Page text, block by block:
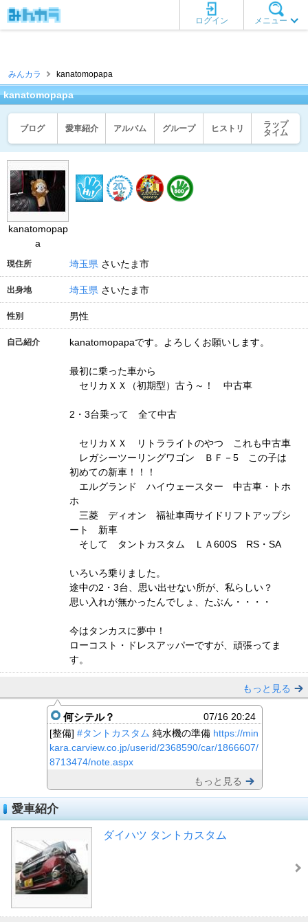
メニュー
ログイン
みんカラ kanatomopapa
kanatomopapa
ブログ 愛車紹介 アルバム グループ ヒストリ
ラップ
タイム
kanatomopap
a
現住所 埼玉県 さいたま市
出身地 埼玉県 さいたま市
性別 男性
自己紹介 kanatomopapaです。よろしくお願いします。
最初に乗った車から
セリカＸＸ（初期型）古う～！ 中古車
2・3台乗って 全て中古
セリカＸＸ リトラライトのやつ これも中古車
レガシーツーリングワゴン ＢＦ－5 この子は
初めての新車！！！
エルグランド ハイウェースター 中古車・トホ
ホ
三菱 ディオン 福祉車両サイドリフトアップシ
ート 新車
そして タントカスタム ＬＡ600S RS・SA
いろいろ乗りました。
途中の2・3台、思い出せない所が、私らしい？
思い入れが無かったんでしょ、たぶん・・・・
今はタンカスに夢中！
ローコスト・ドレスアッパーですが、頑張ってま
す。
もっと見る
何シテル？
07/16 20:24
[整備] #タントカスタム 純水機の準備 https://min
kara.carview.co.jp/userid/2368590/car/1866607/
8713474/note.aspx
もっと見る
愛車紹介
ダイハツ タントカスタム